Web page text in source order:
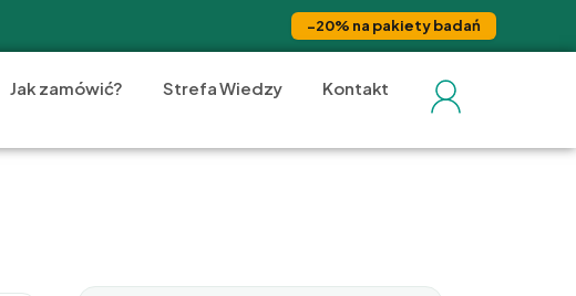
−20% na pakiety badań
Jak zamówić? Strefa Wiedzy Kontakt